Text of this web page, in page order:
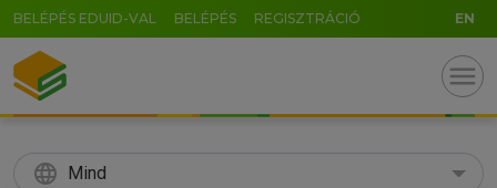
BELÉPÉS EDUID-VAL BELÉPÉS REGISZTRÁCIÓ EN
menu
language Mind